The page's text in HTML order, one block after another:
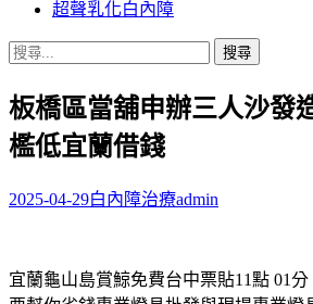
超聲乳化白內障
搜
關
鍵
字:
板橋區當舖申辦三人沙發
檻低宜蘭借錢
2025-04-29白內障治療admin
宜蘭龜山島賞鯨免費台中票貼11點 01分